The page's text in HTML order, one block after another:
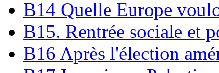
B14 Quelle Europe
B15. Rentrée sociale et
B16 Après l'élection